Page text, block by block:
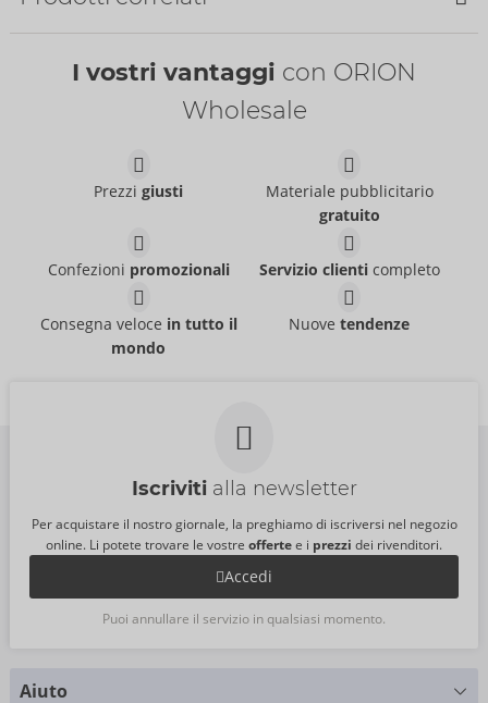
- ORION Brand
Shirt
- ORION Brand
21621301701
Pants
- ORION Brand
21335981701
Pants
- ORION Brand
21204701701
I vostri vantaggi con ORION
Wholesale
Prezzigiusti
Materiale pubblicitario
gratuito
Confezioni promozionali Servizio clienticompleto
Consegna veloce in tutto il
mondo
Nuovetendenze
Iscrivitialla newsletter
Per acquistare il nostro giornale, la preghiamo di iscriversi nel negozio
online. Li potete trovare le vostre offertee i prezzi dei rivenditori.
Accedi
Puoi annullare il servizio in qualsiasi momento.
Aiuto